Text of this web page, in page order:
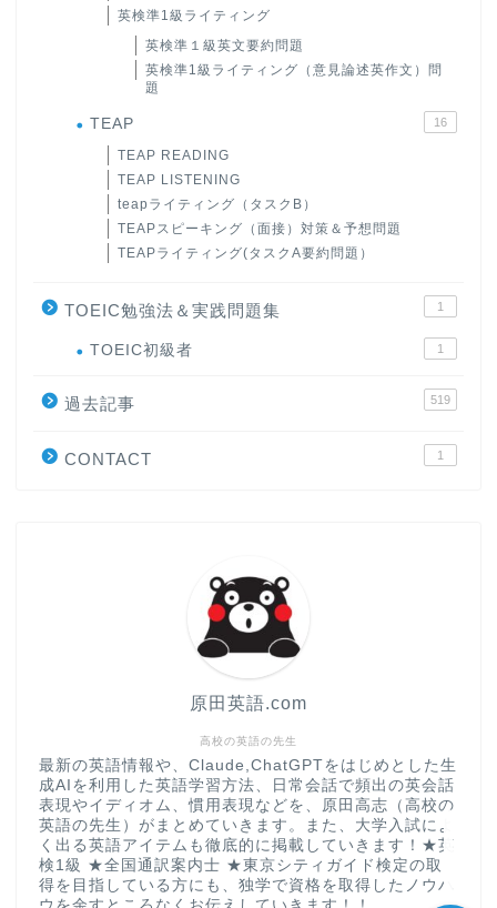
英検準1級ライティング
英検準１級英文要約問題
英検準1級ライティング（意見論述英作文）問
題
TEAP 16
TEAP READING
TEAP LISTENING
teapライティング（タスクB）
TEAPスピーキング（面接）対策＆予想問題
TEAPライティング(タスクA要約問題）
TOEIC勉強法＆実践問題集 1
TOEIC初級者 1
過去記事 519
CONTACT 1
高校の英語の先生
原田英語.com
最新の英語情報や、Claude,ChatGPTをはじめとした生
成AIを利用した英語学習方法、日常会話で頻出の英会話
表現やイディオム、慣用表現などを、原田高志（高校の
英語の先生）がまとめていきます。また、大学入試によ
く出る英語アイテムも徹底的に掲載していきます！★英
検1級 ★全国通訳案内士 ★東京シティガイド検定の取
得を目指している方にも、独学で資格を取得したノウハ
大学入試英語対策講座
英語名言・格言・カッコい
い英語＆素敵な英文フレー
CONTACT